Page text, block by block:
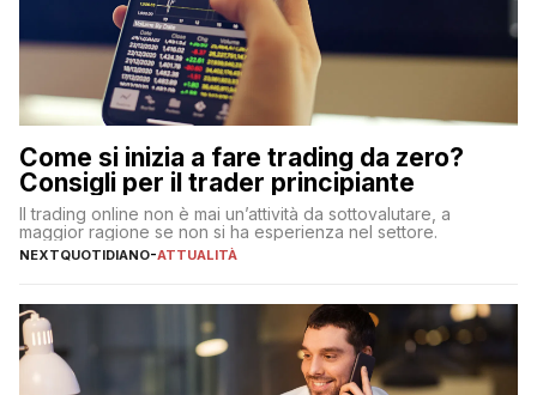
Come si inizia a fare trading da zero?
Consigli per il trader principiante
Il trading online non è mai un’attività da sottovalutare, a
maggior ragione se non si ha esperienza nel settore.
NEXTQUOTIDIANO-ATTUALITÀ